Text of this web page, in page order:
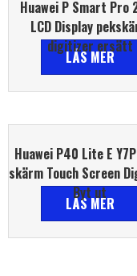
Huawei P Smart Pro
LCD Display
digitizer ersätt
LÄS MER
Huawei P40 Lite E
skärm Touch Screen
Byt ut
LÄS MER